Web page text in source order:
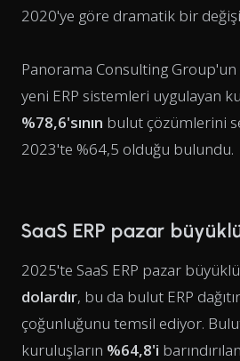
2020'ye göre dramatik bir
Panorama Consulting
yeni ERP sistemleri uygulayan
%78,6'sının bulut çözümlerini
2023'te %64,5 olduğu bulundu.
SaaS ERP pazar
2025'te SaaS ERP pazar
dolardır, bu da bulut ERP
çoğunluğunu temsil ediyor.
kuruluşların %64,8'i